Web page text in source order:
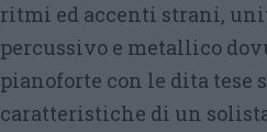
ritmi ed accenti strani,
percussivo e metallico
pianoforte con le dita tese
caratteristiche di un